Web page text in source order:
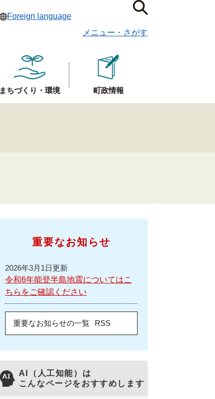
Foreign language
メニュー ・ さがす
まちづくり・環境 町政情報
重要なお知らせ
2026年3月1日更新
令和6年能登半島地震についてはこ
ちらをご確認ください
重要なお知らせの一覧 RSS
AI（人工知能）は
こんなページをおすすめします